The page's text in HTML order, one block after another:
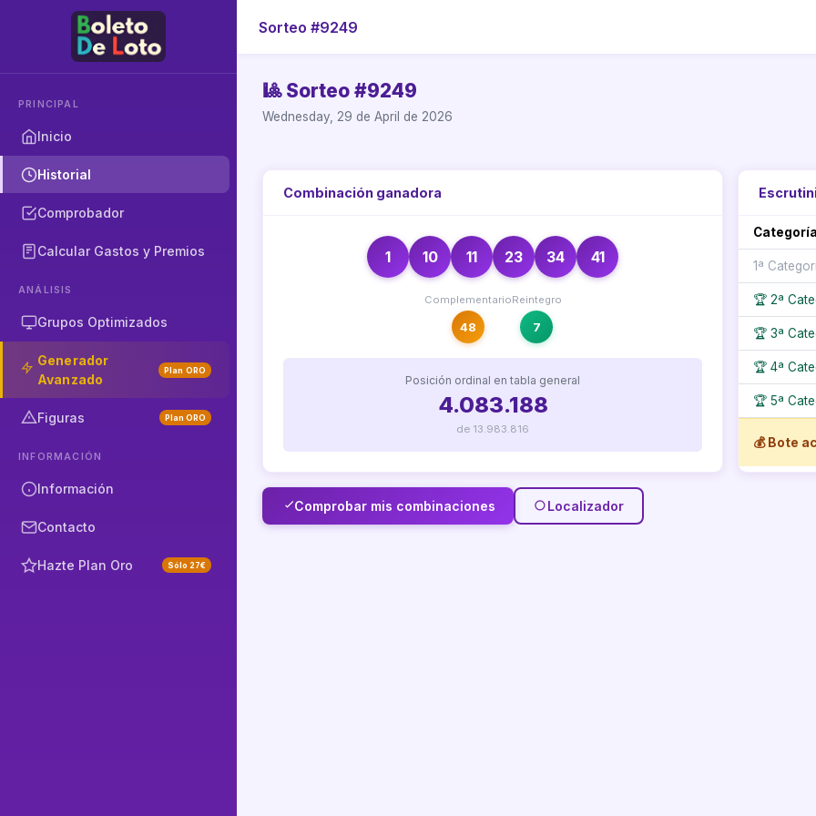
PRINCIPAL
Inicio
Historial
Comprobador
Calcular Gastos y Premios
ANÁLISIS
Grupos Optimizados
Generador
Avanzado
Plan ORO
Figuras Plan ORO
INFORMACIÓN
Información
Contacto
Hazte Plan Oro Sólo 27€
Sorteo #9249
🎱 Sorteo #9249
Wednesday, 29 de April de 2026
Combinación ganadora
1 10 11 23 34 41
Complementario
48
Reintegro
7
Posición ordinal en tabla general
4.083.188
de 13.983.816
Categoría
1ª
🏆 2ª
🏆 3ª
🏆 4ª
🏆 5ª
💰 Bote
Comprobar mis combinaciones Localizador